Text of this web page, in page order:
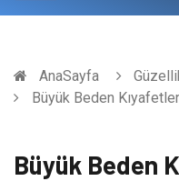
AnaSayfa
Büyük Beden
Büyük Beden